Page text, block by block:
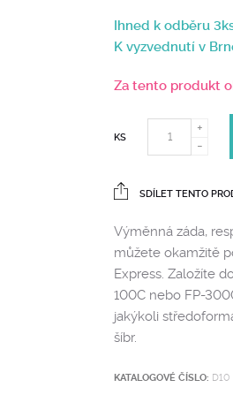
Ihned k odběru
K vyzvednutí v
Za tento produkt
KS
SDÍLET TENTO
Výměnná záda,
můžete okamžitě
Express. Založíte
100C nebo FP-
jakýkoli
šíbr.
KATALOGOVÉ ČÍSLO: D10